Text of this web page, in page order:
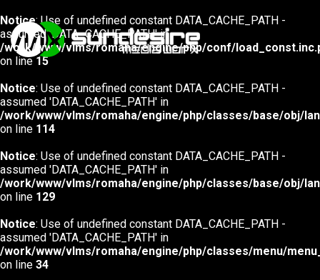
Notice: Use of undefined constant DATA_CACHE_PATH -
assumed 'DATA_CACHE_PATH' in
/work/www/vlms/romaha/engine/php/conf/
on line15
Notice: Use of undefined constant DATA_CACHE_PATH -
assumed 'DATA_CACHE_PATH' in
/work/www/vlms/romaha/engine/php/classes/base/obj/
on line 114
Notice: Use of undefined constant DATA_CACHE_PATH -
assumed 'DATA_CACHE_PATH' in
/work/www/vlms/romaha/engine/php/classes/base/obj/
on line 129
Notice: Use of undefined constant DATA_CACHE_PATH -
assumed 'DATA_CACHE_PATH' in
/work/www/vlms/romaha/engine/php/classes/menu/
on line 34
Главная
О Компании
Партнеры
Лейблы
Контакты